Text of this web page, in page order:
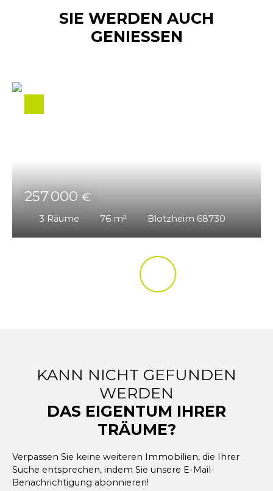
SIE WERDEN AUCH
GENIESSEN
257 000€
3 Räume 76 m² Blotzheim 68730
KANN NICHT GEFUNDEN
WERDEN
DAS EIGENTUM IHRER
TRÄUME?
Verpassen Sie keine weiteren Immobilien, die Ihrer
Suche entsprechen, indem Sie unsere E-Mail-
Benachrichtigung abonnieren!